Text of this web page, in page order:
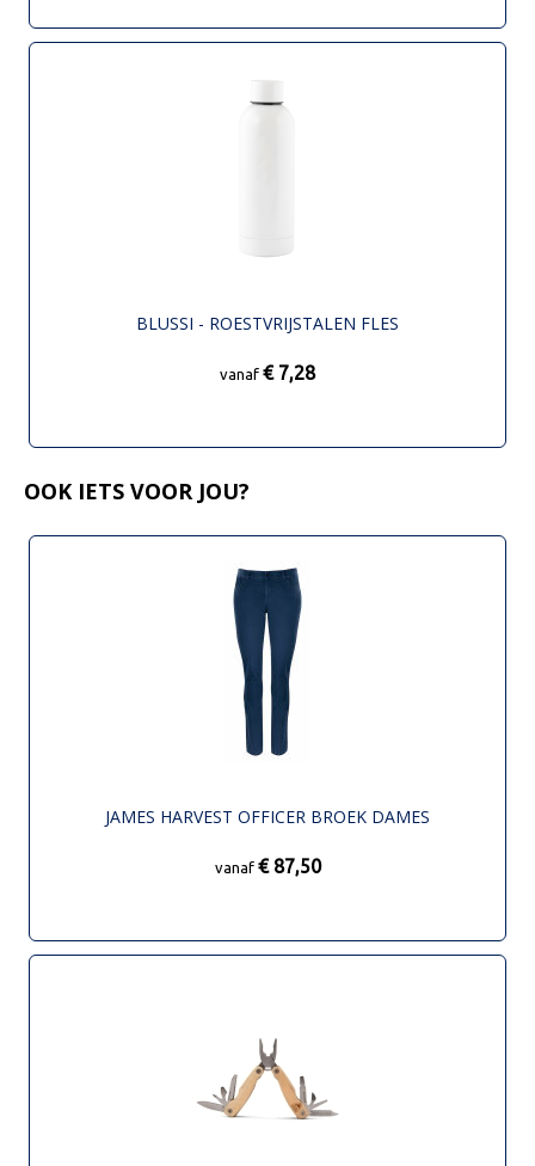
BLUSSI - ROESTVRIJSTALEN FLES
vanaf € 7,28
OOK IETS VOOR JOU?
JAMES HARVEST OFFICER BROEK DAMES
vanaf € 87,50